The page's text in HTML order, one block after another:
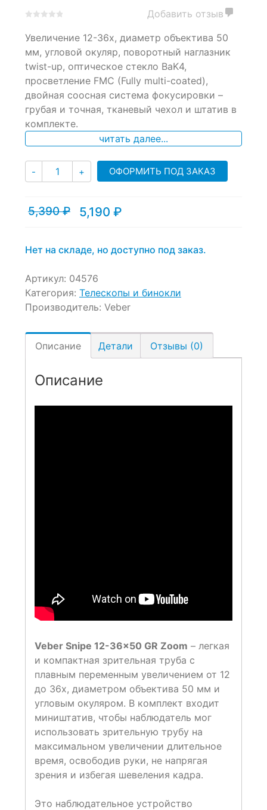
out
based
on
customer
ratings
Добавить отзыв
Увеличение 12-36x, диаметр объектива 50
мм, угловой окуляр, поворотный наглазник
twist-up, оптическое стекло BaK4,
просветление FMC (Fully multi-coated),
двойная соосная система фокусировки –
грубая и точная, тканевый чехол и штатив в
комплекте.
читать далее...
- Количество
+ ОФОРМИТЬ ПОД ЗАКАЗ
5,390₽
Первоначальная
5,390 ₽.
5,190 ₽
Текущая
Нет на складе, но доступно под заказ.
Артикул: 04576
Категория: Телескопы и бинокли
Производитель: Veber
Описание Детали Отзывы (0)
Описание
Veber Snipe 12-36×50 GR Zoom – легкая
и компактная зрительная труба с
плавным переменным увеличением от 12
до 36х, диаметром объектива 50 мм и
угловым окуляром. В комплект входит
миништатив, чтобы наблюдатель мог
использовать зрительную трубу на
максимальном увеличении длительное
время, освободив руки, не напрягая
зрения и избегая шевеления кадра.
Это наблюдательное устройство